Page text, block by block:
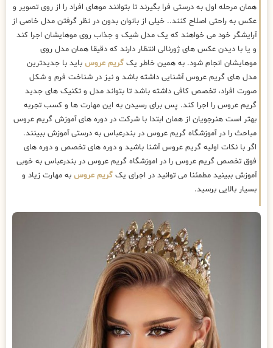
همان مرحله اول به درستی فرا بگیرند تا بتوانند موهای افراد را از روی تصویر و
عکس به راحتی اصلاح کنند.. خیلی از بانوان بدون در نظر گرفتن مدل خاصی از
آرایشگر خود می خواهند که یک مدل شیک و جذاب روی موهایشان اجرا کند
و یا با دیدن عکس های ژورنالی انتظار دارند که دقیقا همان مدل روی
موهایشان انجام شود. به همین خاطر یک گریم عروس باید با جدیدترین
مدل های گریم عروس آشنایی داشته باشد و نیز در شناخت فرم و شکل
صورت افراد، تخصص کافی داشته باشد تا بتواند مدل و تکنیک های جدید
گریم عروس را اجرا کند. پس برای رسیدن به این مهارت ها و کسب تجربه
بهتر است هنرجویان از همان ابتدا با شرکت در دوره های آموزش گریم عروس
مباحث را در آموزشگاه گریم عروس در بندرعباس به درستی آموزش ببینند.
اگر با نکات اولیه گریم عروس آشنا باشید و دوره های تخصص و دوره های
فوق تخصص گریم عروس را در اموزشگاه گریم عروس در بندرعباس به خوبی
آموزش ببینید مطمئنا می توانید در اجرای یک گریم عروس به مهارت زیاد و
بسیار بالایی برسید.